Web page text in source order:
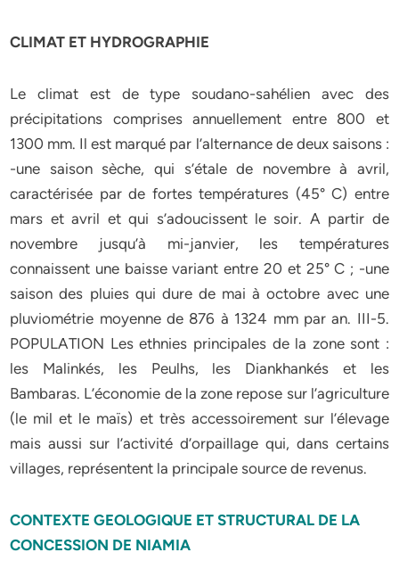
CLIMAT ET HYDROGRAPHIE
Le climat est de type soudano-sahélien avec des
précipitations comprises annuellement entre 800 et
1300 mm. Il est marqué par l’alternance de deux saisons :
-une saison sèche, qui s’étale de novembre à avril,
caractérisée par de fortes températures (45° C) entre
mars et avril et qui s’adoucissent le soir. A partir de
novembre jusqu’à mi-janvier, les températures
connaissent une baisse variant entre 20 et 25° C ; -une
saison des pluies qui dure de mai à octobre avec une
pluviométrie moyenne de 876 à 1324 mm par an. III-5.
POPULATION Les ethnies principales de la zone sont :
les Malinkés, les Peulhs, les Diankhankés et les
Bambaras. L’économie de la zone repose sur l’agriculture
(le mil et le maïs) et très accessoirement sur l’élevage
mais aussi sur l’activité d’orpaillage qui, dans certains
villages, représentent la principale source de revenus.
CONTEXTE GEOLOGIQUE ET STRUCTURAL DE LA
CONCESSION DE NIAMIA